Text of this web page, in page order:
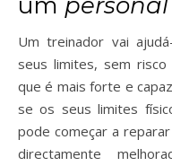
um
Um treinador vai
seus limites, sem
que é mais forte e
se os seus limites
pode começar a
directamente